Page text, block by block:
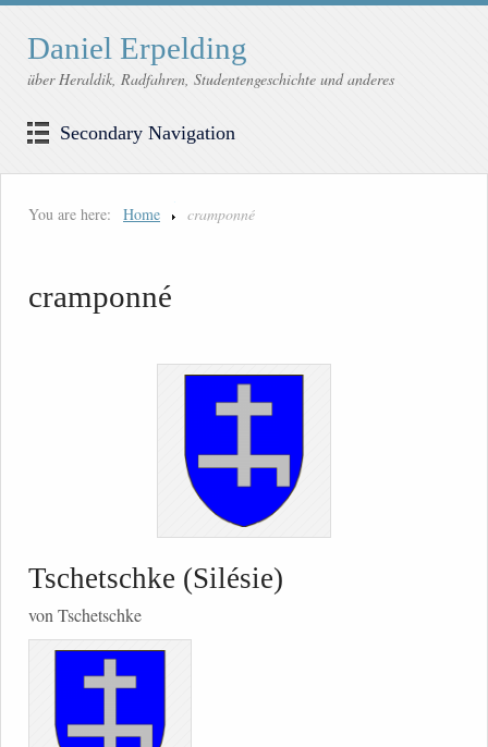
Daniel Erpelding
über Heraldik, Radfahren, Studentengeschichte und anderes
Secondary Navigation
You are here: Home cramponné
cramponné
Tschetschke (Silésie)
von Tschetschke